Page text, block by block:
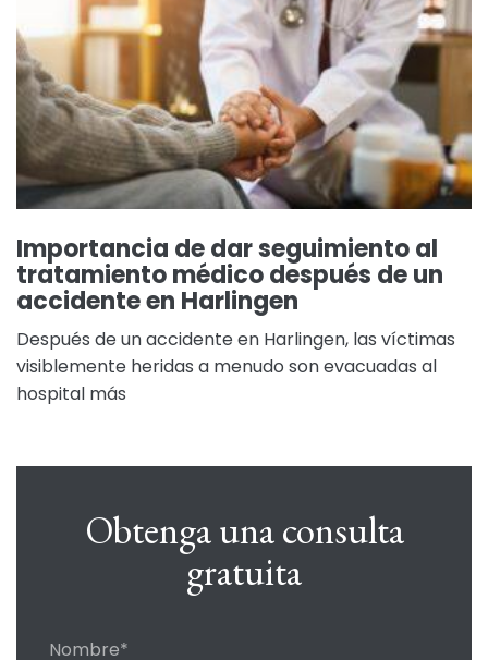
Importancia de dar seguimiento al
tratamiento médico después de un
accidente en Harlingen
Después de un accidente en Harlingen, las víctimas
visiblemente heridas a menudo son evacuadas al
hospital más
Obtenga una consulta
gratuita